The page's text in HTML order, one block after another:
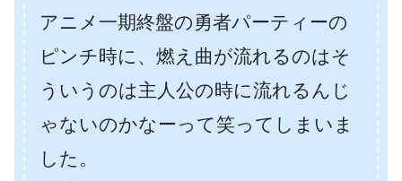
アニメ一期終盤の勇者パーティーの
ピンチ時に、燃え曲が流れるのはそ
ういうのは主人公の時に流れるんじ
ゃないのかなーって笑ってしまいま
した。